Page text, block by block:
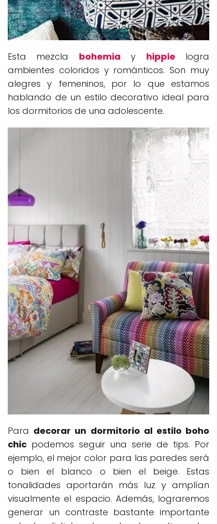
Esta mezcla bohemia y hippie logra
ambientes coloridos y románticos. Son muy
alegres y femeninos, por lo que estamos
hablando de un estilo decorativo ideal para
los dormitorios de una adolescente.
Para decorar un dormitorio al estilo boho
chic podemos seguir una serie de tips. Por
ejemplo, el mejor color para las paredes será
o bien el blanco o bien el beige. Estas
tonalidades aportarán más luz y amplían
visualmente el espacio. Además, lograremos
generar un contraste bastante importante